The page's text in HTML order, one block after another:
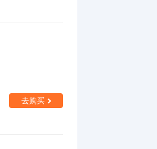
去购买